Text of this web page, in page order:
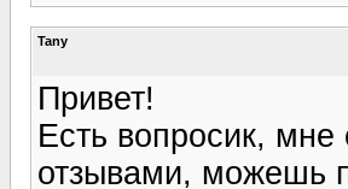
Tany
Привет!
Есть вопросик,
отзывами, можешь